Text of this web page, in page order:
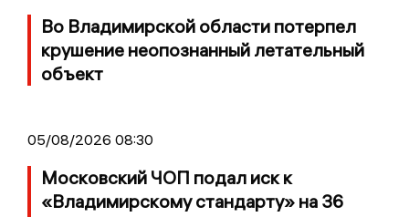
Во Владимирской области потерпел
крушение неопознанный летательный
объект
05/08/2026 08:30
Московский ЧОП подал иск к
«Владимирскому стандарту» на 36